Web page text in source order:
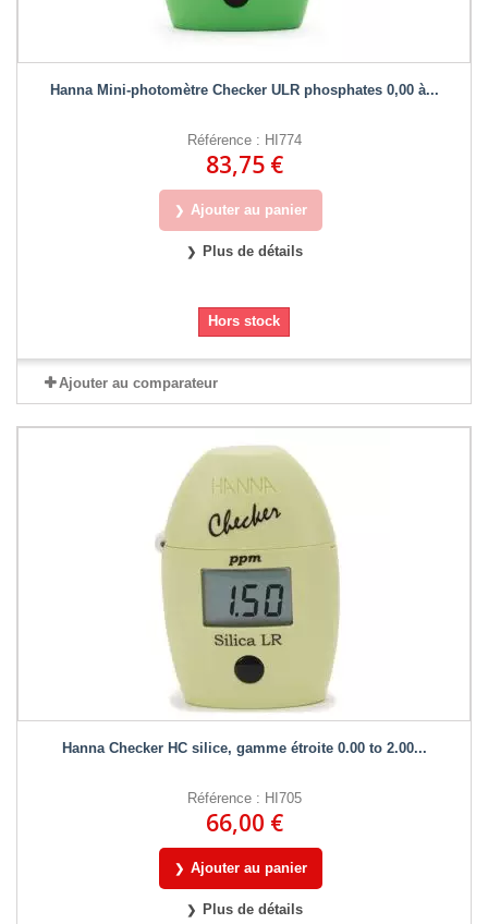
Hanna Mini-photomètre Checker ULR phosphates 0,00 à...
Référence : HI774
83,75 €
Ajouter au panier
Plus de détails
Hors stock
Ajouter au comparateur
Hanna Checker HC silice, gamme étroite 0.00 to 2.00...
Référence : HI705
66,00 €
Ajouter au panier
Plus de détails